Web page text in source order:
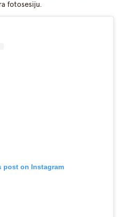
fotosesiju.
post on Instagram